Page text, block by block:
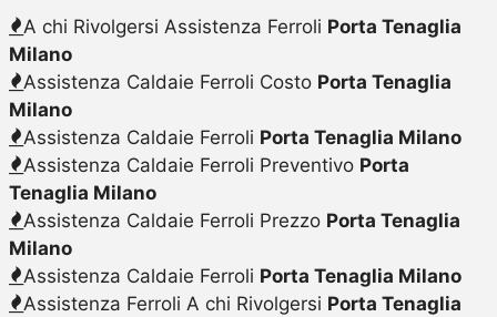
A chi Rivolgersi Assistenza Ferroli Porta Tenaglia
Milano
Assistenza Caldaie Ferroli Costo Porta Tenaglia
Milano
Assistenza Caldaie Ferroli Porta Tenaglia Milano
Assistenza Caldaie Ferroli Preventivo Porta
Tenaglia Milano
Assistenza Caldaie Ferroli Prezzo Porta Tenaglia
Milano
Assistenza Caldaie Ferroli Porta Tenaglia Milano
Assistenza Ferroli A chi Rivolgersi Porta Tenaglia